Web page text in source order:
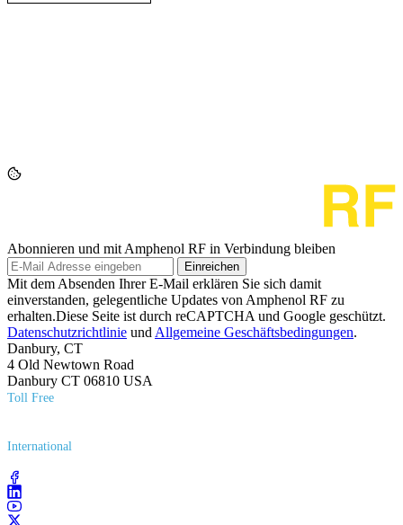
Abonnieren und mit Amphenol RF in Verbindung bleiben
Einreichen
Mit dem Absenden Ihrer E-Mail erklären Sie sich damit
einverstanden, gelegentliche Updates von Amphenol RF zu
erhalten.Diese Seite ist durch reCAPTCHA und Google geschützt.
Datenschutzrichtlinie und Allgemeine Geschäftsbedingungen.
Danbury, CT
4 Old Newtown Road
Danbury CT 06810 USA
Toll Free
International